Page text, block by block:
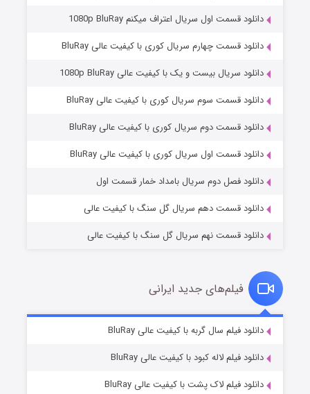
عملیات آپارتمان
قسمت۲ (زیرنویس) منتشر شد
قسمت۲ (زیرنویس) منتشر شد
دانلود قسمت اول سریال اعتراف میکنم 1080p BluRay
دانلود قسمت چهارم سریال کوری با کیفیت عالی BluRay
دانلود سریال بیست و یک با کیفیت عالی 1080p BluRay
دانلود قسمت سوم سریال کوری با کیفیت عالی BluRay
دانلود قسمت دوم سریال کوری با کیفیت عالی BluRay
دانلود قسمت اول سریال کوری با کیفیت عالی BluRay
دانلود فصل دوم سریال بامداد خمار قسمت اول
دانلود قسمت دهم سریال گل سنگ با کیفیت عالی
دانلود قسمت نهم سریال گل سنگ با کیفیت عالی
فیلم‌های جدید ایرانی
دانلود فیلم سال گربه با کیفیت عالی BluRay
دانلود فیلم لاله کبود با کیفیت عالی BluRay
دانلود فیلم لاک پشت با کیفیت عالی BluRay